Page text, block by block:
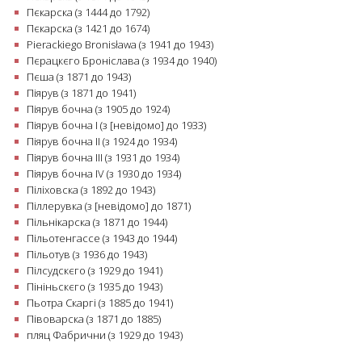
Пєкарска (з 1444 до 1792)
Пєкарска (з 1421 до 1674)
Pierackiego Bronisława (з 1941 до 1943)
Пєрацкєго Броніслава (з 1934 до 1940)
Пєша (з 1871 до 1943)
Піярув (з 1871 до 1941)
Піярув бочна (з 1905 до 1924)
Піярув бочна І (з [невідомо] до 1933)
Піярув бочна II (з 1924 до 1934)
Піярув бочна III (з 1931 до 1934)
Піярув бочна IV (з 1930 до 1934)
Піліховска (з 1892 до 1943)
Піллерувка (з [невідомо] до 1871)
Пільнікарска (з 1871 до 1944)
Пільотенгассе (з 1943 до 1944)
Пільотув (з 1936 до 1943)
Пілсудскєго (з 1929 до 1941)
Пініньскєго (з 1935 до 1943)
Пьотра Скаргі (з 1885 до 1941)
Півоварска (з 1871 до 1885)
пляц Фабрични (з 1929 до 1943)